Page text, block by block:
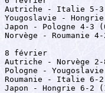
Autriche - Italie 5-3
Yougoslavie -
Japon - Pologne 4-3
Norvège - Roumanie
8 février
Autriche - Norvège
Pologne -
Roumanie - Italie 6-
Japon - Hongrie 6-2